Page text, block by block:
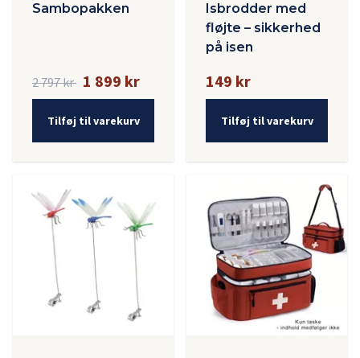
Sambopakken
2 797 kr 1 899 kr
Tilføj til varekurv
Isbrodder med
fløjte – sikkerhed
på isen
149 kr
Tilføj til varekurv